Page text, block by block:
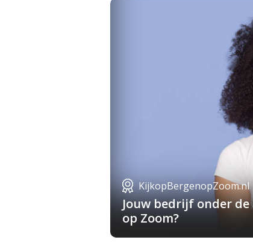
KijkopBergenopZoom.nl
Jouw bedrijf onder
op Zoom?